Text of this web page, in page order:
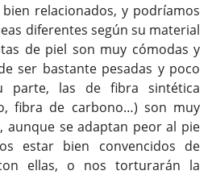
relacionados, y podríamos
diferentes según su material
de piel son muy cómodas y
ser bastante pesadas y poco
parte, las de fibra sintética
fibra de carbono…) son muy
aunque se adaptan peor al pie
estar bien convencidos de
ellas, o nos torturarán la